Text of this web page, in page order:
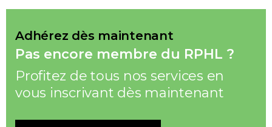
Adhérez dès maintenant
Pas encore membre du RPHL ?
Profitez de tous nos services en
vous inscrivant dès maintenant